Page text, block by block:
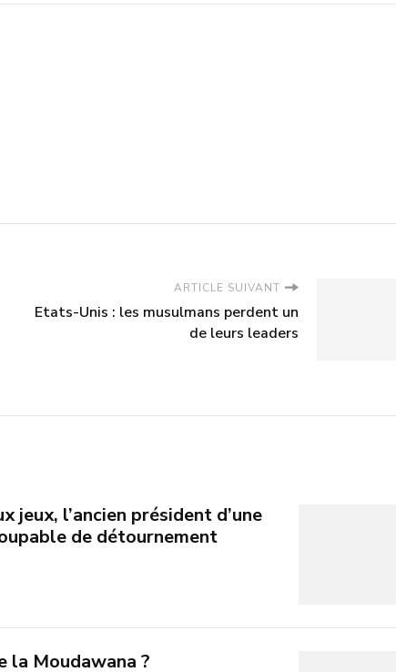
ARTICLE SUIVANT
Etats-Unis : les musulmans perdent un
de leurs leaders
jeux, l’ancien président d’une
de détournement
la Moudawana ?